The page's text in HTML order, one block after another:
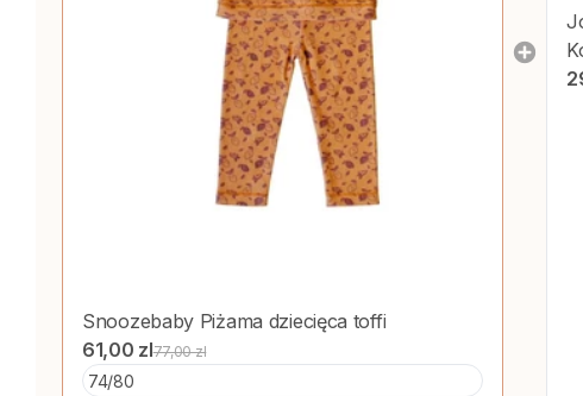
Snoozebaby Piżama dziecięca toffi
61,00 zl77,00 zl